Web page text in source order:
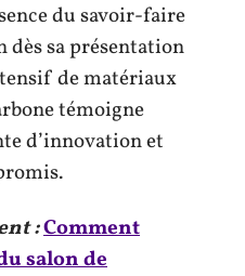
du savoir-faire
sa présentation
de matériaux
témoigne
d’innovation et
:Comment
salon de